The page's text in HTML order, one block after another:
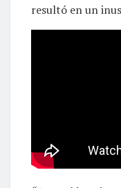
resultó en un